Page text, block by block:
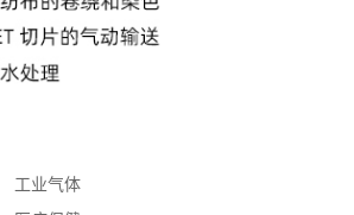
工业气体